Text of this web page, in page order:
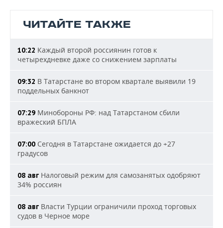
ЧИТАЙТЕ ТАКЖЕ
10:22 Каждый второй россиянин готов к
четырехдневке даже со снижением зарплаты
09:32 В Татарстане во втором квартале выявили 19
поддельных банкнот
07:29 Минобороны РФ: над Татарстаном сбили
вражеский БПЛА
07:00 Сегодня в Татарстане ожидается до +27
градусов
08 авг Налоговый режим для самозанятых одобряют
34% россиян
08 авг Власти Турции ограничили проход торговых
судов в Черное море